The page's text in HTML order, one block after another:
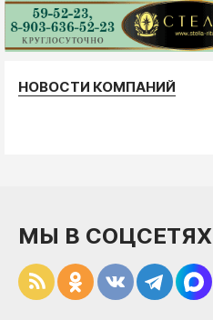
НОВОСТИ КОМПАНИЙ
МЫ В СОЦСЕТЯХ